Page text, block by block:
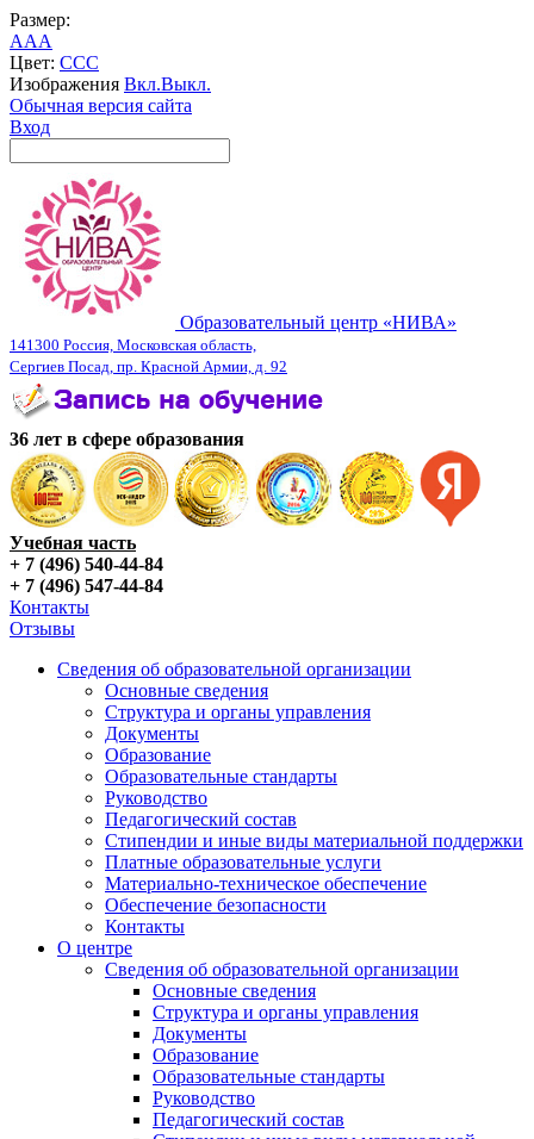
Размер:
AAA
Цвет: CCC
Изображения Вкл.Выкл.
Обычная версия сайта
Вход
Образовательный центр «НИВА»
141300 Россия, Московская область,
Сергиев Посад, пр. Красной Армии, д. 92
36 лет в сфере образования
Учебная часть
+ 7 (496) 540-44-84
+ 7 (496) 547-44-84
Контакты
Отзывы
Сведения об образовательной организации
Основные сведения
Структура и органы управления
Документы
Образование
Образовательные стандарты
Руководство
Педагогический состав
Стипендии и иные виды материальной поддержки
Платные образовательные услуги
Материально-техническое обеспечение
Обеспечение безопасности
Контакты
О центре
Сведения об образовательной организации
Основные сведения
Структура и органы управления
Документы
Образование
Образовательные стандарты
Руководство
Педагогический состав